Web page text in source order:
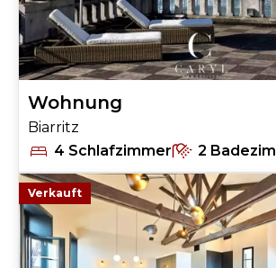
Wohnung
Biarritz
4 Schlafzimmer
2
Verkauft